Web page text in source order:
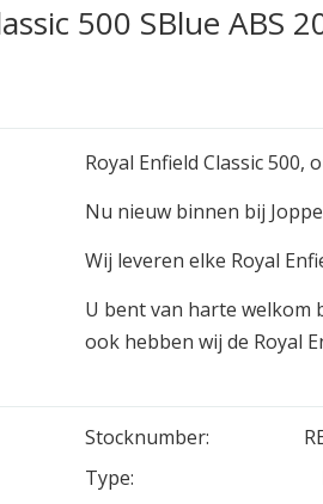
500 SBlue ABS
Royal Enfield Classic 500,
Nu nieuw binnen bij
Wij leveren elke Royal
U bent van harte welkom
ook hebben wij de Royal
Stocknumber:
Type: